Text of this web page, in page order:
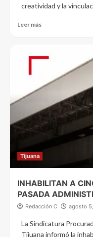
creatividad y la
Leer más
Tijuana
INHABILITAN A
PASADA
Redacción C agosto
La Sindicatura
Tijuana informó la